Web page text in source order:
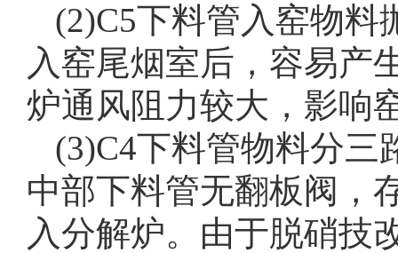
(2)C5下料管入窑物料
入窑尾烟室后，容易产
炉通风阻力较大，影响
(3)C4下料管物料分
中部下料管无翻板阀，
入分解炉。由于脱硝技